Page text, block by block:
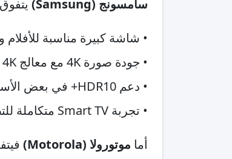
سامسونج (Samsung)
• شاشة كبيرة مناسبة
• جودة صورة 4K مع معالج Crystal Processor 4K
• دعم HDR10+ في بعض الأسواق/النسخ حسب التوافر
• تجربة Smart TV متكاملة للتطبيقات والبث
أما موتورولا (Motorola)